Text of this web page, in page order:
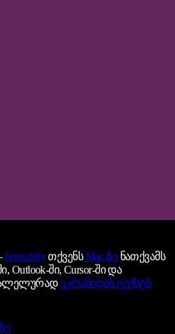
SpeechifyთქვენსMac-ზენათქვამს
Outlook-ში, Cursor-ში და
ეკრანიდან ტექსტს